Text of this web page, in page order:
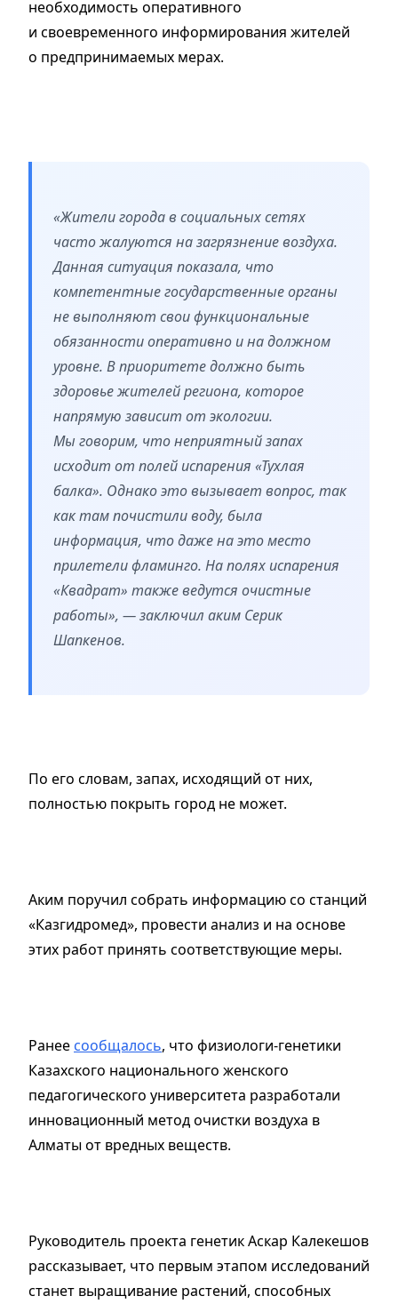
необходимость оперативного
и своевременного информирования жителей
о предпринимаемых мерах.
«Жители города в социальных сетях
часто жалуются на загрязнение воздуха.
Данная ситуация показала, что
компетентные государственные органы
не выполняют свои функциональные
обязанности оперативно и на должном
уровне. В приоритете должно быть
здоровье жителей региона, которое
напрямую зависит от экологии.
Мы говорим, что неприятный запах
исходит от полей испарения «Тухлая
балка». Однако это вызывает вопрос, так
как там почистили воду, была
информация, что даже на это место
прилетели фламинго. На полях испарения
«Квадрат» также ведутся очистные
работы», — заключил аким Серик
Шапкенов.
По его словам, запах, исходящий от них,
полностью покрыть город не может.
Аким поручил собрать информацию со станций
«Казгидромед», провести анализ и на основе
этих работ принять соответствующие меры.
Ранее сообщалось, что физиологи-генетики
Казахского национального женского
педагогического университета разработали
инновационный метод очистки воздуха в
Алматы от вредных веществ.
Руководитель проекта генетик Аскар Калекешов
рассказывает, что первым этапом исследований
станет выращивание растений, способных